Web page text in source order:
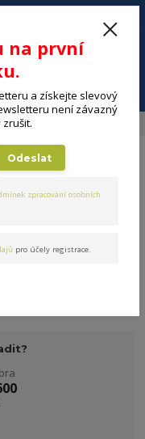
stroje
na první
a získejte slevový
není závazný
Odeslat
zpracování osobních
pro účely registrace.